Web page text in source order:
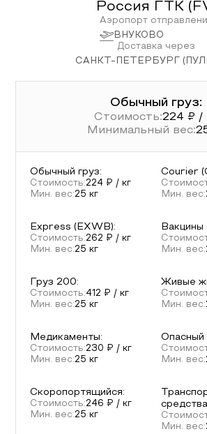
Россия ГТК (
Аэропорт
ВНУКОВО
Доставка через
САНКТ-ПЕТЕРБУРГ
Обычный груз:
Стоимость:224 ₽ /
Минимальный вес:
Обычный груз:
Стоимость:224 ₽ / кг
Мин. вес:25 кг
Courier
Мин. вес:
Express (EXWB):
Стоимость:262 ₽ / кг
Мин. вес:25 кг
Вакцины
Мин. вес:
Груз 200:
Стоимость:412 ₽ / кг
Мин. вес:25 кг
Живые
Мин. вес:
Медикаменты:
Стоимость:230 ₽ / кг
Мин. вес:25 кг
Опасный
Мин. вес:
Скоропортящийся:
Стоимость:246 ₽ / кг
Мин. вес:25 кг
средства
Мин. вес: